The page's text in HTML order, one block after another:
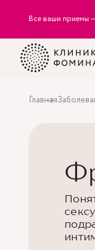
Все ваши приемы
Главная